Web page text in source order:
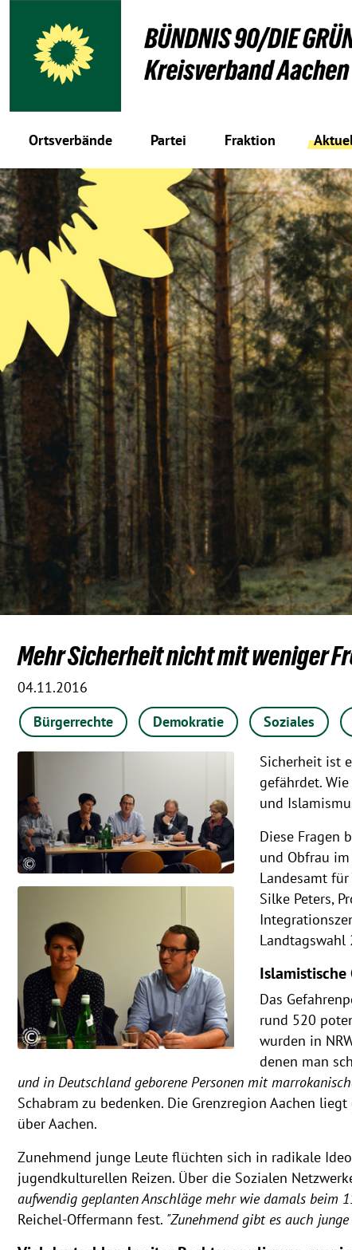
Ortsverbände Partei Fraktion
Mehr Sicherheit nicht mit weniger
04.11.2016
Bürgerrechte
Demokratie Soziales
Sicherheit ist
gefährdet.
und
Diese Fragen
und Obfrau
Landesamt
Silke Peters,
Landtagswahl
Islamistische
Das
rund 520
wurden in
denen man
und in Deutschland geborene Personen mit
Schabram zu bedenken. Die Grenzregion Aachen
über Aachen.
Zunehmend junge Leute flüchten sich in radikale
jugendkulturellen Reizen. Über die Sozialen
aufwendig geplanten Anschläge mehr wie damals beim
Reichel-Offermann fest. "Zunehmend gibt es auch